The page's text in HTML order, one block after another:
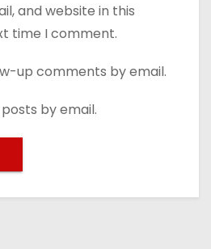
and website in this
time I comment.
up comments by email.
by email.